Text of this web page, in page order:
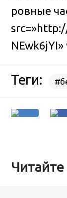
ровные
Теги: